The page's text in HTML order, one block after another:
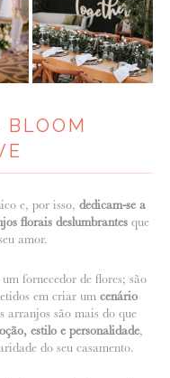
e, por isso,dedicam-se a
florais deslumbrantes que
amor.
fornecedor de flores; são
em criar um cenário
arranjos são mais do que
estilo e personalidade,
do seu casamento.